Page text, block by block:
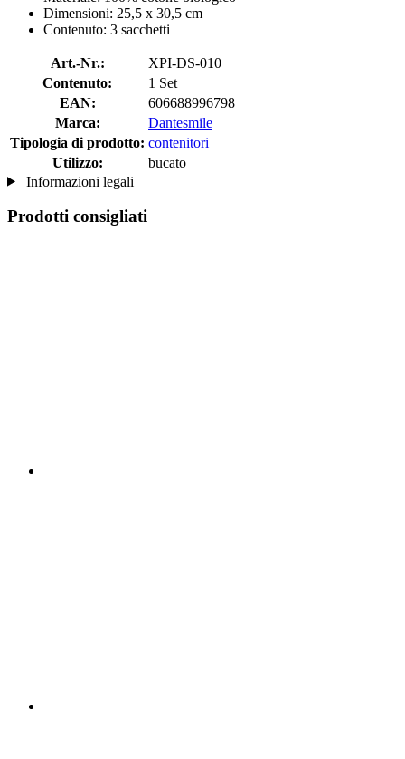
Dimensioni: 25,5 x 30,5 cm
Contenuto: 3 sacchetti
Art.-Nr.:
XPI-DS-010
Contenuto:
1 Set
EAN:
606688996798
Marca:
Dantesmile
Tipologia di prodotto: contenitori
Utilizzo:
bucato
Informazioni legali
Prodotti consigliati